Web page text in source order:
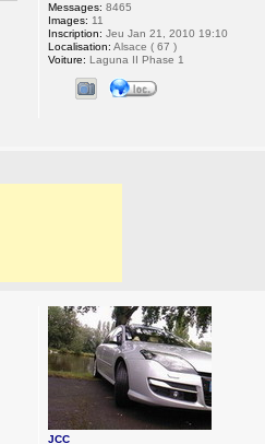
Messages: 8465
Images: 11
Inscription: Jeu Jan 21, 2010 19:10
Localisation: Alsace ( 67 )
Voiture: Laguna II Phase 1
JCC